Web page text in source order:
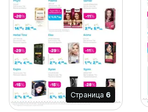
Cтраница 6